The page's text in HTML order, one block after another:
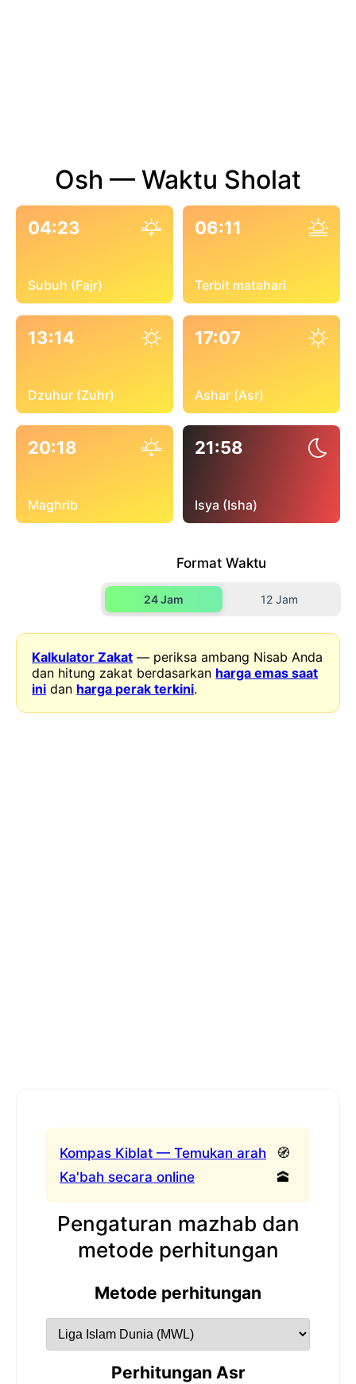
Osh — Waktu Sholat
04:23
Subuh (Fajr)
06:11
Terbit matahari
13:14
Dzuhur (Zuhr)
17:07
Ashar (Asr)
20:18
Maghrib
21:58
Isya (Isha)
Format Waktu
24 Jam 12 Jam
Kalkulator Zakat — periksa ambang Nisab Anda
dan hitung zakat berdasarkan harga emas saat
ini dan harga perak terkini.
Kompas Kiblat — Temukan arah
Ka'bah secara online
🧭
🕋
Pengaturan mazhab dan
metode perhitungan
Metode perhitungan
Perhitungan Asr